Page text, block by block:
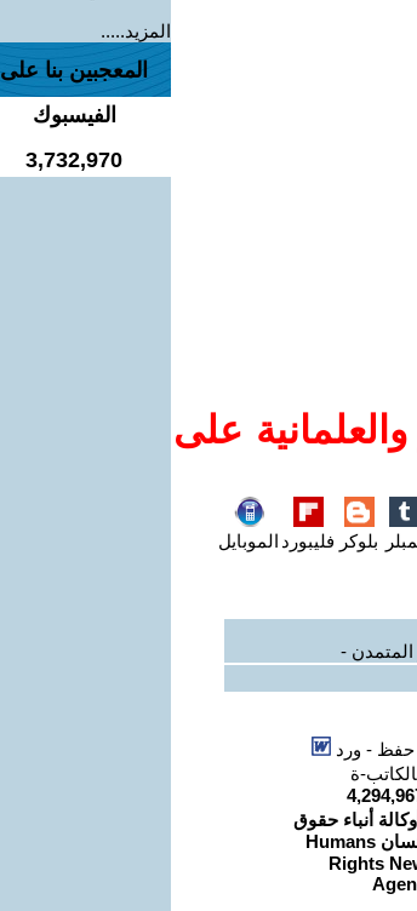
على
بلوكر فليبورد الموبايل
المتمدن -
حفظ - ورد
ة
المزيد.....
المعجبين بنا على
الفيسبوك
3,732,970